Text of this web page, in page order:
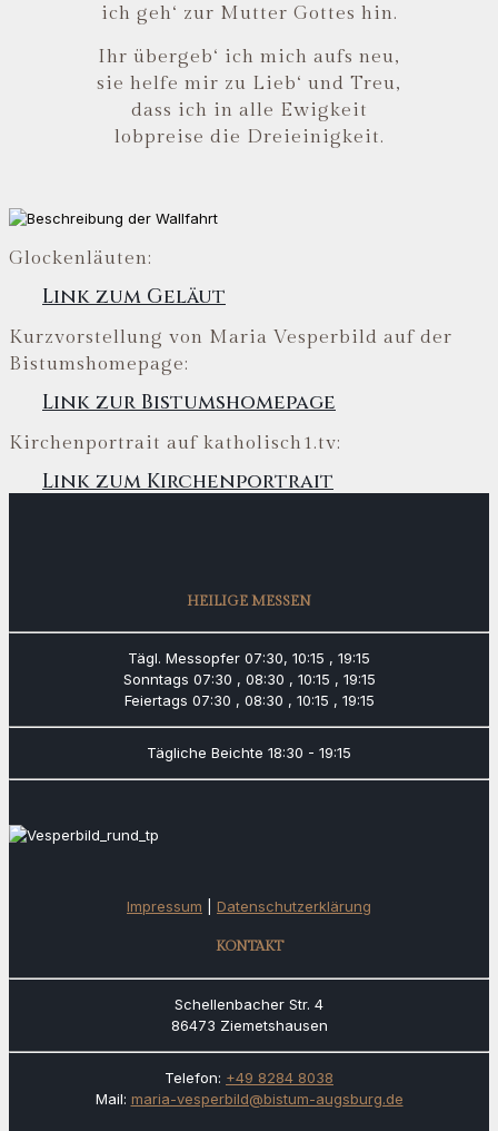
ich geh‘ zur Mutter Gottes hin.
Ihr übergeb‘ ich mich aufs neu,
sie helfe mir zu Lieb‘ und Treu,
dass ich in alle Ewigkeit
lobpreise die Dreieinigkeit.
Glockenläuten:
Link zum Geläut
Kurzvorstellung von Maria Vesperbild auf der
Bistumshomepage:
Link zur Bistumshomepage
Kirchenportrait auf katholisch1.tv:
Link zum Kirchenportrait
HEILIGE MESSEN
Tägl. Messopfer 07:30, 10:15 , 19:15
Sonntags 07:30 , 08:30 , 10:15 , 19:15
Feiertags 07:30 , 08:30 , 10:15 , 19:15
Tägliche Beichte 18:30 - 19:15
Impressum Datenschutzerklärung
KONTAKT
Schellenbacher Str. 4
86473 Ziemetshausen
Telefon: +49 8284 8038
Mail: maria-vesperbild@bistum-augsburg.de